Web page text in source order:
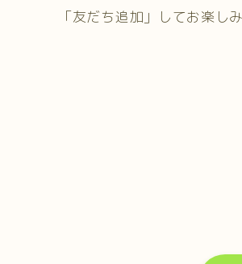
「友だち追加」してお楽し